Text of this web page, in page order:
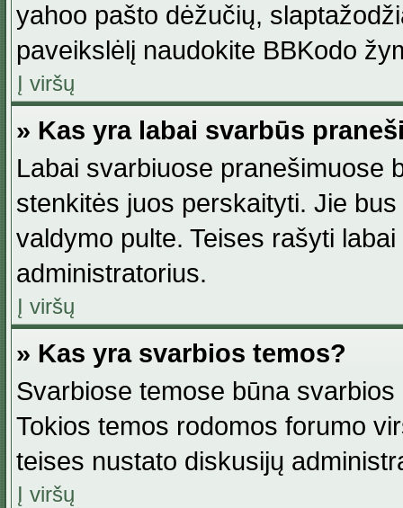
yahoo pašto dėžučių,
paveikslėlį naudokite BBKodo
Į viršų
» Kas yra labai svarbūs
Labai svarbiuose pranešimuose
stenkitės juos perskaityti. Jie
valdymo pulte. Teises rašyti
administratorius.
Į viršų
» Kas yra svarbios temos?
Svarbiose temose būna
Tokios temos rodomos forumo
teises nustato diskusijų
Į viršų